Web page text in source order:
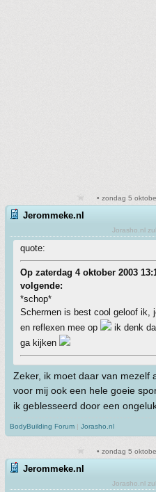
• zondag 5
Jerommeke.nl
Jorasho.nl
quote:
Op zaterdag 4 oktober 2003
volgende:
*schop*
Schermen is best cool geloof ik,
en reflexen mee op
ik denk
ga kijken
Zeker, ik moet daar van mezelf
voor mij ook een hele goeie
ik geblesseerd door een
BodyBuilding Forum | Jorasho.nl
• zondag 5
Jerommeke.nl
Jorasho.nl